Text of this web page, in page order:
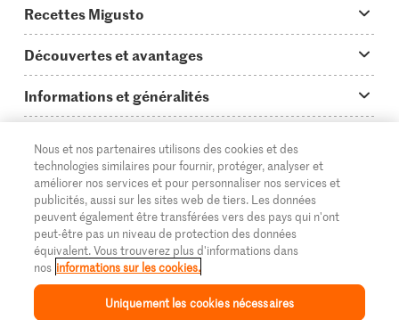
Recettes Migusto
Idées de menus
Plats principaux
Simple & vite prêt
Apéritif
Préparations au four
Enfants & famille
Toutes les recettes
Découvertes et avantages
On en parle...
Tutoriels
Glossaire des ingrédients
Login Migusto
Magazine Migusto
Informations et généralités
Questions concernant Migusto
Cuisiner avec Migusto
Service clientèle & contact
Publicité
Impressum
Mentions légales
Supermarché
Migros Online
À propos de Migros
Magasins
Cumulus
© 2026 La Fédération des coopératives Migros
DE FR IT
Nous et nos partenaires utilisons des cookies et des
technologies similaires pour fournir, protéger, analyser et
améliorer nos services et pour personnaliser nos services et
publicités, aussi sur les sites web de tiers. Les données
peuvent également être transférées vers des pays qui n'ont
peut-être pas un niveau de protection des données
équivalent. Vous trouverez plus d'informations dans
nos informations sur les cookies.
Uniquement les cookies nécessaires